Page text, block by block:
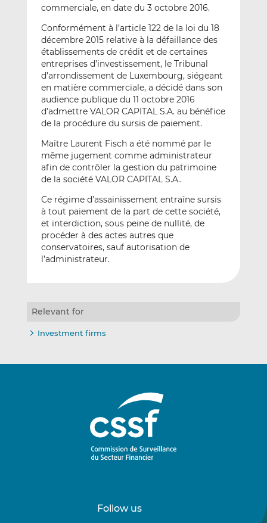
commerciale, en date du 3 octobre 2016.
Conformément à l’article 122 de la loi du 18
décembre 2015 relative à la défaillance des
établissements de crédit et de certaines
entreprises d’investissement, le Tribunal
d’arrondissement de Luxembourg, siégeant
en matière commerciale, a décidé dans son
audience publique du 11 octobre 2016
d’admettre VALOR CAPITAL S.A. au bénéfice
de la procédure du sursis de paiement.
Maître Laurent Fisch a été nommé par le
même jugement comme administrateur
afin de contrôler la gestion du patrimoine
de la société VALOR CAPITAL S.A..
Ce régime d’assainissement entraîne sursis
à tout paiement de la part de cette société,
et interdiction, sous peine de nullité, de
procéder à des actes autres que
conservatoires, sauf autorisation de
l’administrateur.
Relevant for
Investment firms
Follow us